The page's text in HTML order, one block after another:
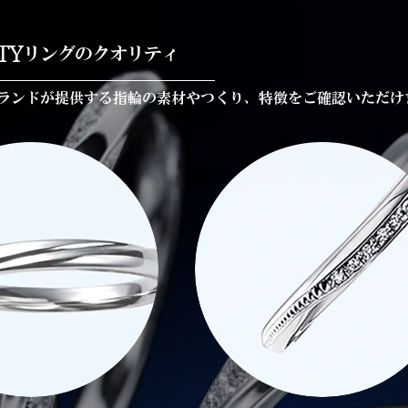
リングのクオリティ
ンドが提供する指輪の素材やつくり、特徴をご確認いただ